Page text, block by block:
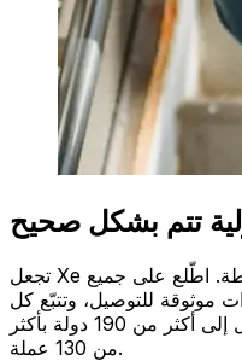
تتم بشكل صحيح
تجعل Xe التحويلات المالية الدولية سهلة وبسيطة. اطّلع على جميع
موثوقة للتوصيل، وتتبّع كل
عملية نقل في الوقت الفعلي. أرسل إلى أكثر من 190 دولة بأكثر
من 130 عملة.